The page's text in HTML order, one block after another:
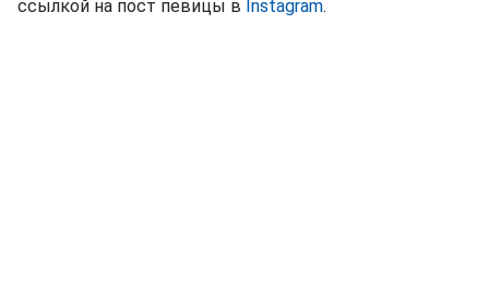
ссылкой на пост певицы в Instagram.